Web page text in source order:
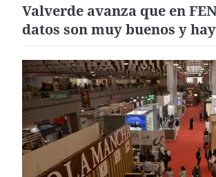
Valverde avanza que en
datos son muy buenos y